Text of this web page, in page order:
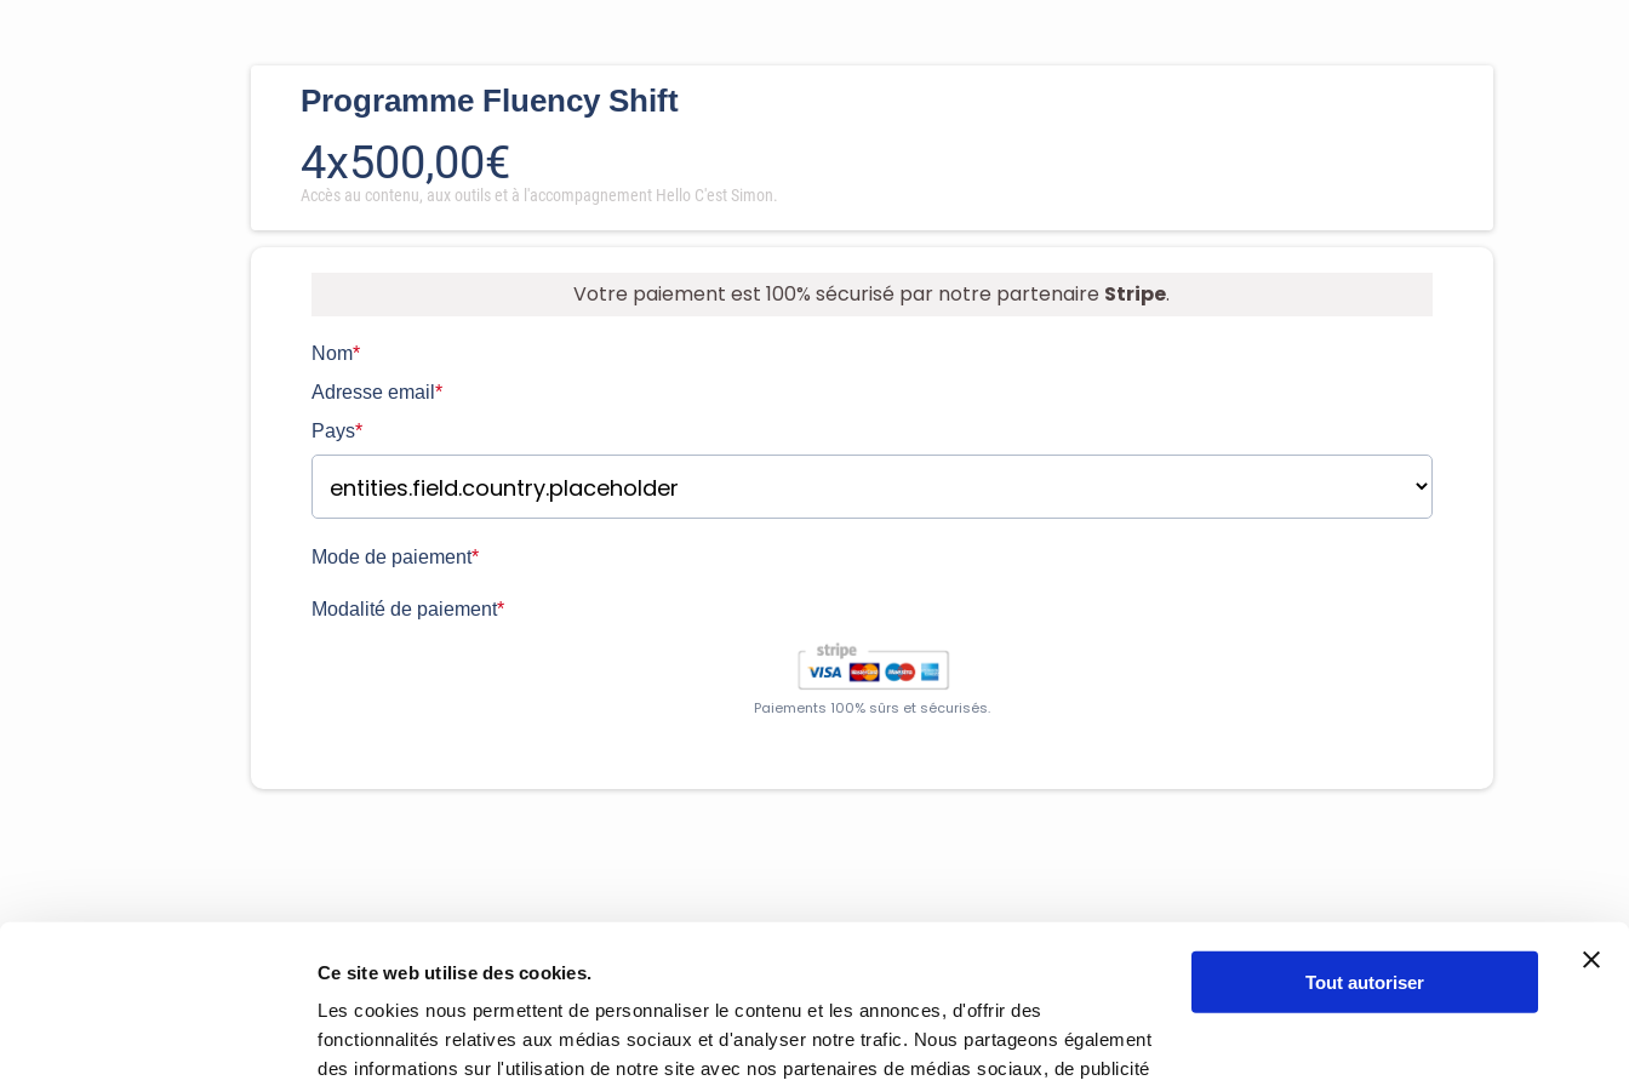
Ce site web utilise des cookies.
Les cookies nous permettent de personnaliser le contenu et les annonces, d'offrir des
fonctionnalités relatives aux médias sociaux et d'analyser notre trafic. Nous partageons également
des informations sur l'utilisation de notre site avec nos partenaires de médias sociaux, de publicité
Tout autoriser
Programme Fluency Shift
4x500,00€
Accès au contenu, aux outils et à l'accompagnement Hello C'est Simon.
Votre paiement est 100% sécurisé par notre partenaire Stripe.
Nom*
Adresse email *
Pays*
Mode de paiement*
Modalité de paiement*
Paiements 100% sûrs et sécurisés.